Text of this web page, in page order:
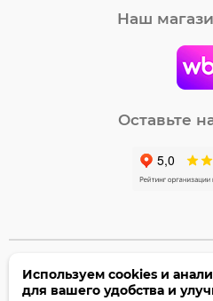
Наш
Оставьте
©2005-2026 Бумага-С.
Политика
Используем cookies и
для вашего удобства и